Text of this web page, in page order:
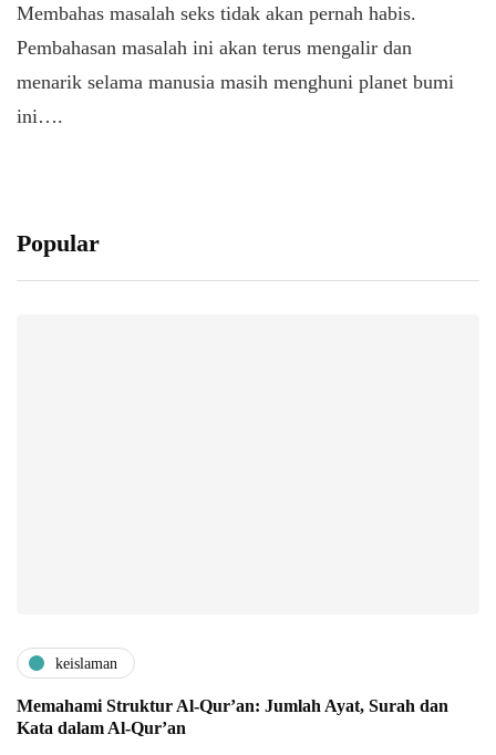
Membahas masalah seks tidak akan pernah habis.
Pembahasan masalah ini akan terus mengalir dan
menarik selama manusia masih menghuni planet bumi
ini….
Popular
keislaman
Memahami Struktur Al-Qur’an: Jumlah Ayat, Surah dan
Kata dalam Al-Qur’an